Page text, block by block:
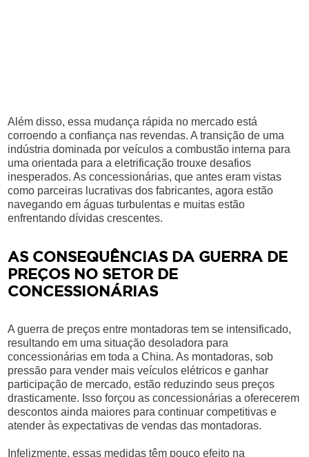
Além disso, essa mudança rápida no mercado está
corroendo a confiança nas revendas. A transição de uma
indústria dominada por veículos a combustão interna para
uma orientada para a eletrificação trouxe desafios
inesperados. As concessionárias, que antes eram vistas
como parceiras lucrativas dos fabricantes, agora estão
navegando em águas turbulentas e muitas estão
enfrentando dívidas crescentes.
AS CONSEQUÊNCIAS DA GUERRA DE
PREÇOS NO SETOR DE
CONCESSIONÁRIAS
A guerra de preços entre montadoras tem se intensificado,
resultando em uma situação desoladora para
concessionárias em toda a China. As montadoras, sob
pressão para vender mais veículos elétricos e ganhar
participação de mercado, estão reduzindo seus preços
drasticamente. Isso forçou as concessionárias a oferecerem
descontos ainda maiores para continuar competitivas e
atender às expectativas de vendas das montadoras.
Infelizmente, essas medidas têm pouco efeito na